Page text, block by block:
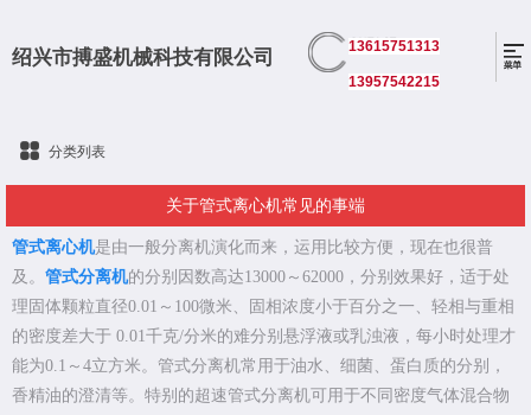
绍兴市搏盛机械科技有限公司 13615751313
13957542215
分类列表
关于管式离心机常见的事端
管式离心机是由一般分离机演化而来，运用比较方便，现在也很普
及。 管式分离机的分别因数高达13000～62000，分别效果好，适于处
理固体颗粒直径0.01～100微米、固相浓度小于百分之一、轻相与重相
的密度差大于 0.01千克/分米的难分别悬浮液或乳浊液，每小时处理才
能为0.1～4立方米。管式分离机常用于油水、细菌、蛋白质的分别，
香精油的澄清等。特别的超速管式分离机可用于不同密度气体混合物